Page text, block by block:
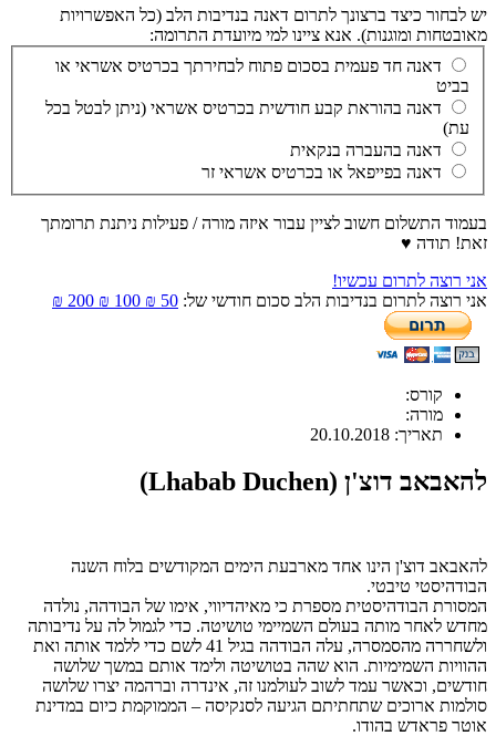
יש לבחור כיצד ברצונך לתרום דאנה בנדיבות הלב (כל האפשרויות
מאובטחות ומוגנות). אנא ציינו למי מיועדת התרומה:
דאנה חד פעמית בסכום פתוח לבחירתך בכרטיס אשראי או
בביט
דאנה בהוראת קבע חודשית בכרטיס אשראי (ניתן לבטל בכל
עת)
דאנה בהעברה בנקאית
דאנה בפייפאל או בכרטיס אשראי זר
בעמוד התשלום חשוב לציין עבור איזה מורה / פעילות ניתנת תרומתך
זאת! תודה ♥
אני רוצה לתרום עכשיו!
אני רוצה לתרום בנדיבות הלב סכום חודשי של: 50 ₪
100 ₪
200 ₪
קורס:
מורה:
תאריך:
להאבאב דוצ'ן (Lhabab Duchen)
להאבאב דוצ'ן הינו אחד מארבעת הימים המקודשים בלוח השנה
הבודהיסטי טיבטי.
המסורת הבודהיסטית מספרת כי מאיהדיווי, אימו של הבודהה, נולדה
מחדש לאחר מותה בעולם השמיימי טושיטה. כדי לגמול לה על נדיבותה
ולשחררה מהסמסרה, עלה הבודהה בגיל 41 לשם כדי ללמד אותה ואת
ההוויות השמימיות. הוא שהה בטושיטה ולימד אותם במשך שלושה
חודשים, וכאשר עמד לשוב לעולמנו זה, אינדרה וברהמה יצרו שלושה
סולמות ארוכים שתחתיתם הגיעה לסנקיסה – הממוקמת כיום במדינת
אוטר פראדש בהודו.